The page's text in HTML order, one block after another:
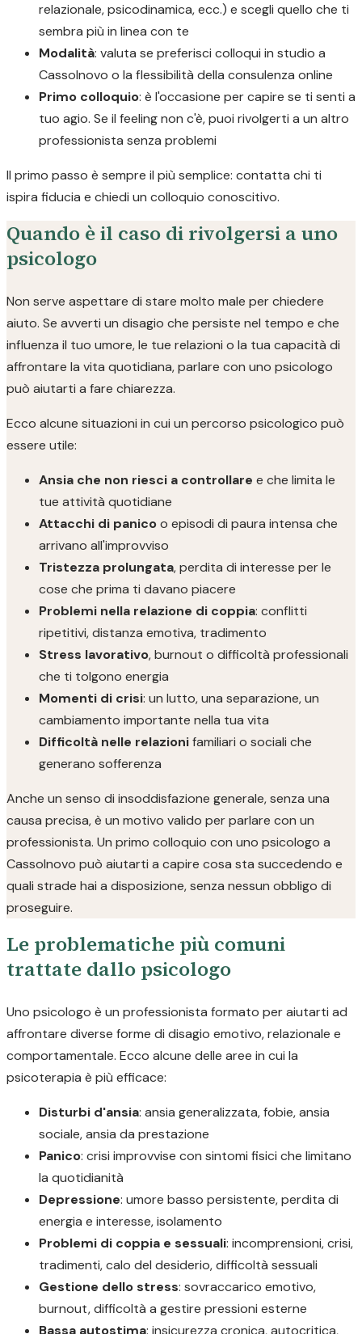
relazionale, psicodinamica, ecc.) e scegli quello che ti
sembra più in linea con te
Modalità: valuta se preferisci colloqui in studio a
Cassolnovo o la flessibilità della consulenza online
Primo colloquio: è l'occasione per capire se ti senti a
tuo agio. Se il feeling non c'è, puoi rivolgerti a un altro
professionista senza problemi
Il primo passo è sempre il più semplice: contatta chi ti
ispira fiducia e chiedi un colloquio conoscitivo.
Quando è il caso di rivolgersi a uno
psicologo
Non serve aspettare di stare molto male per chiedere
aiuto. Se avverti un disagio che persiste nel tempo e che
influenza il tuo umore, le tue relazioni o la tua capacità di
affrontare la vita quotidiana, parlare con uno psicologo
può aiutarti a fare chiarezza.
Ecco alcune situazioni in cui un percorso psicologico può
essere utile:
Ansia che non riesci a controllare e che limita le
tue attività quotidiane
Attacchi di panicoo episodi di paura intensa che
arrivano all'improvviso
Tristezza prolungata, perdita di interesse per le
cose che prima ti davano piacere
Problemi nella relazione di coppia: conflitti
ripetitivi, distanza emotiva, tradimento
Stress lavorativo, burnout o difficoltà professionali
che ti tolgono energia
Momenti di crisi: un lutto, una separazione, un
cambiamento importante nella tua vita
Difficoltà nelle relazionifamiliari o sociali che
generano sofferenza
Anche un senso di insoddisfazione generale, senza una
causa precisa, è un motivo valido per parlare con un
professionista. Un primo colloquio con uno psicologo a
Cassolnovo può aiutarti a capire cosa sta succedendo e
quali strade hai a disposizione, senza nessun obbligo di
proseguire.
Le problematiche più comuni
trattate dallo psicologo
Uno psicologo è un professionista formato per aiutarti ad
affrontare diverse forme di disagio emotivo, relazionale e
comportamentale. Ecco alcune delle aree in cui la
psicoterapia è più efficace:
Disturbi d'ansia: ansia generalizzata, fobie, ansia
sociale, ansia da prestazione
Panico: crisi improvvise con sintomi fisici che limitano
la quotidianità
Depressione: umore basso persistente, perdita di
energia e interesse, isolamento
Problemi di coppia e sessuali: incomprensioni, crisi,
tradimenti, calo del desiderio, difficoltà sessuali
Gestione dello stress: sovraccarico emotivo,
burnout, difficoltà a gestire pressioni esterne
Bassa autostima: insicurezza cronica, autocritica,